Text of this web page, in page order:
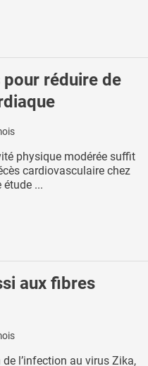
pour réduire de
physique modérée suffit
cardiovasculaire chez
étude ...
aux fibres
l’infection au virus Zika,